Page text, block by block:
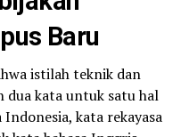
Baru
istilah teknik dan
dua kata untuk satu hal
Indonesia, kata rekayasa